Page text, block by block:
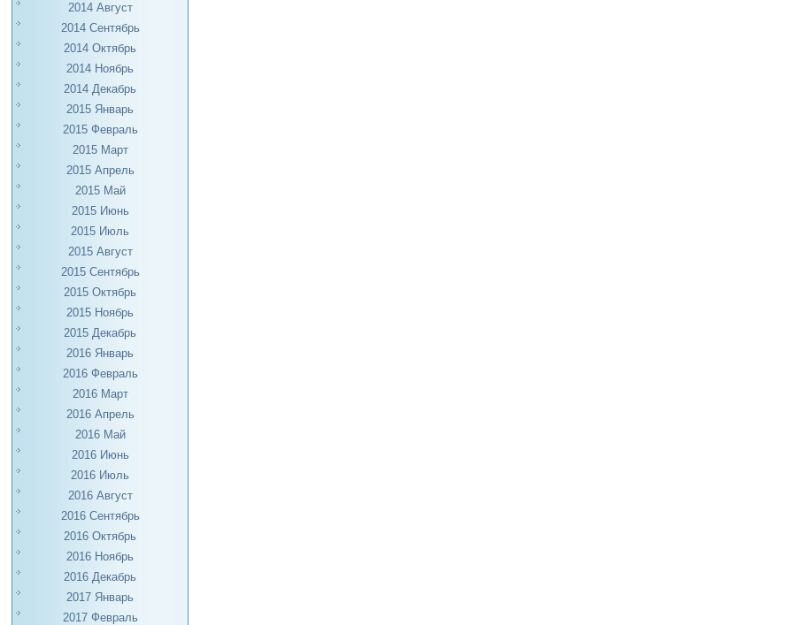
2014 Август
2014 Сентябрь
2014 Октябрь
2014 Ноябрь
2014 Декабрь
2015 Январь
2015 Февраль
2015 Март
2015 Апрель
2015 Май
2015 Июнь
2015 Июль
2015 Август
2015 Сентябрь
2015 Октябрь
2015 Ноябрь
2015 Декабрь
2016 Январь
2016 Февраль
2016 Март
2016 Апрель
2016 Май
2016 Июнь
2016 Июль
2016 Август
2016 Сентябрь
2016 Октябрь
2016 Ноябрь
2016 Декабрь
2017 Январь
2017 Февраль